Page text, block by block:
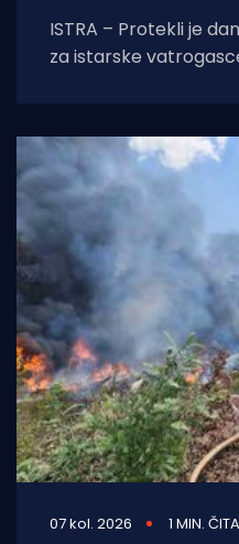
ISTRA – Protekli je
za istarske
07 kol. 2026 1 MIN.